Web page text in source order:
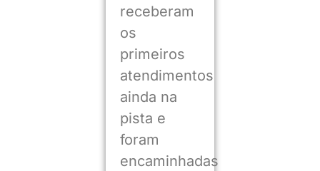
receberam
os
primeiros
atendimentos
ainda na
pista e
foram
encaminhadas